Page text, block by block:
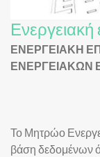
ΕΝΕΡΓΕΙΑΚΗ
ΕΝΕΡΓΕΙΑΚΩΝ
Το Μητρώο
βάση δεδομένων